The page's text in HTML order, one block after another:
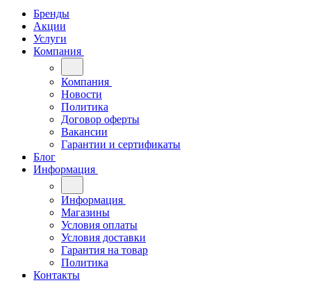
Бренды
Акции
Услуги
Компания
Компания
Новости
Политика
Договор оферты
Вакансии
Гарантии и сертификаты
Блог
Информация
Информация
Магазины
Условия оплаты
Условия доставки
Гарантия на товар
Политика
Контакты